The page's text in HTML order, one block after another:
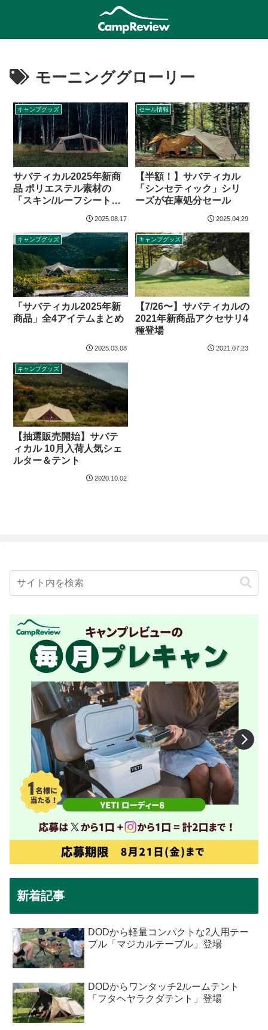
モーニンググローリー
キャンプグッズ
サバティカル2025年新商
品 ポリエステル素材の
「スキン/ルーフシート」
2025.08.17
セール情報
【半額！】サバティカル
「シンセティック」シリ
ーズが在庫処分セール
2025.04.29
キャンプグッズ
「サバティカル2025年新
商品」全4アイテムまとめ
2025.03.08
キャンプグッズ
【7/26〜】サバティカルの
2021年新商品アクセサリ4
種登場
2021.07.23
キャンプグッズ
【抽選販売開始】サバテ
ィカル 10月入荷人気シェ
ルター＆テント
2020.10.02
新着記事
DODから軽量コンパクトな2人用テー
ブル「マジカルテーブル」登場
DODからワンタッチ2ルームテント
「フタヘヤラクダテント」登場